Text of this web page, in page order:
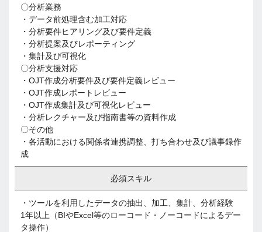
〇分析業務
・データ前処理含む加工対応
・分析要件ヒアリング及び要件定義
・分析提案及びレポーティング
・集計及び可視化
〇分析支援対応
・OJT作成分析要件及び要件定義レビュー
・OJT作成レポートレビュー
・OJT作成集計及び可視化レビュー
・分析レクチャー及び指南書等の資料作成
〇その他
・各活動における関係者連携調整、打ち合わせ及び議事録作
成
必須スキル
・ツールを利用したデータの抽出、加工、集計、分析経験
1年以上（BIやExcel等のローコード・ノーコードによるデー
タ操作）